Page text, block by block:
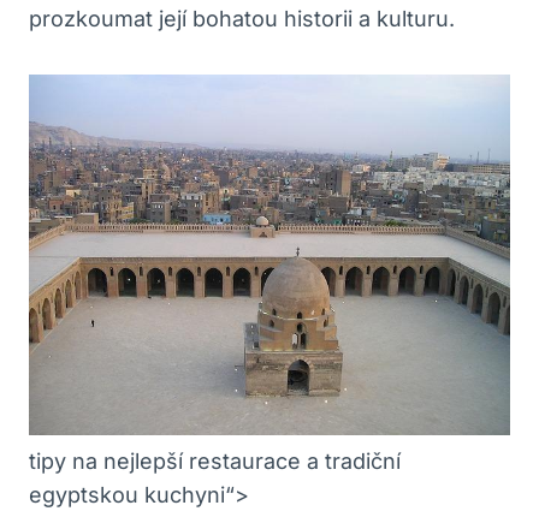
prozkoumat její bohatou historii a kulturu.
tipy na nejlepší restaurace a tradiční
egyptskou kuchyni“>